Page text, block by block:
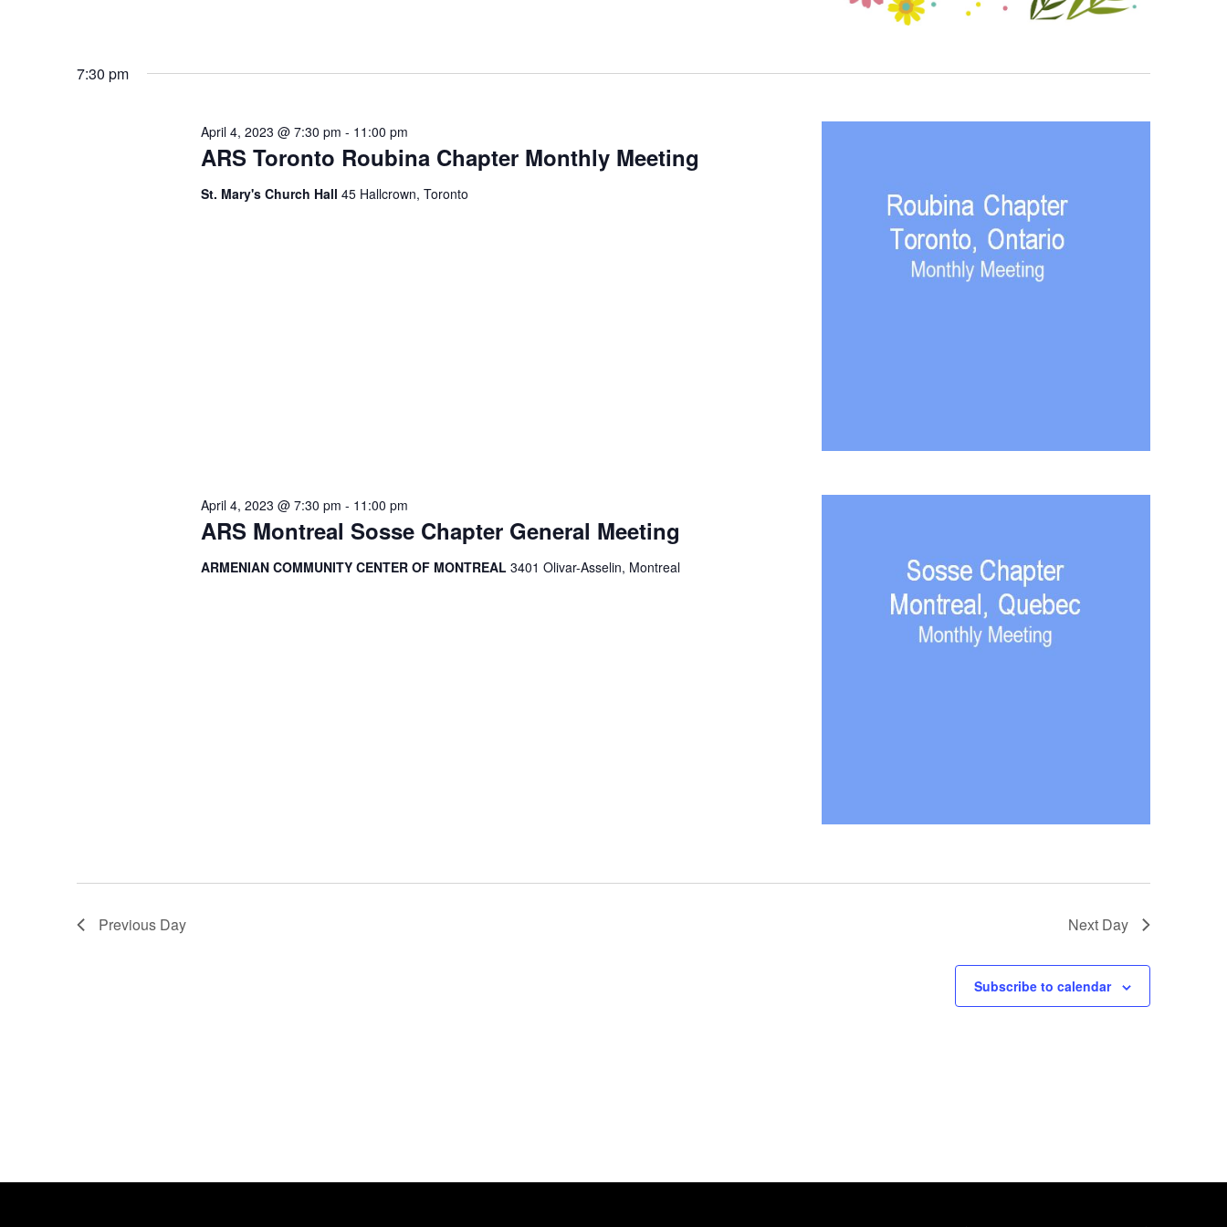
7:30 pm
ARS Toronto Roubina Chapter Monthly Meeting
April 4, 2023 @ 7:30 pm - 11:00 pm
St. Mary's Church Hall 45 Hallcrown, Toronto
ARS Montreal Sosse Chapter General Meeting
April 4, 2023 @ 7:30 pm - 11:00 pm
ARMENIAN COMMUNITY CENTER OF MONTREAL 3401 Olivar-Asselin, Montreal
Previous Day Next Day
Subscribe to calendar